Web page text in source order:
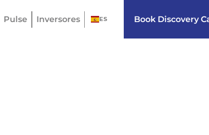
Pulse Inversores ES Book Discovery